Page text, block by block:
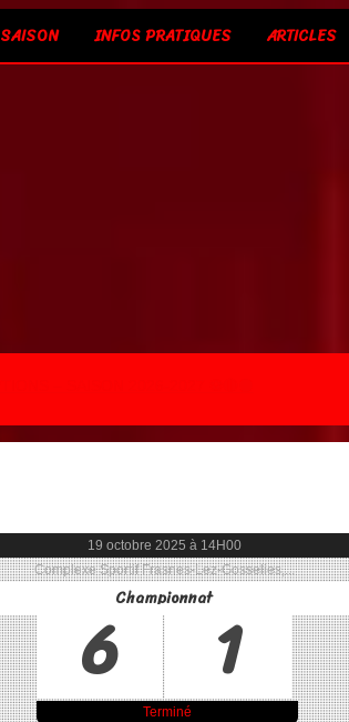
SAISON INFOS PRATIQUES ARTICLES
19 octobre 2025 à 14H00
Complexe Sportif Frasnes-Lez-Gosselies,...
Championnat
6 1
Terminé